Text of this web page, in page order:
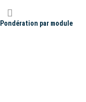
Pondération par module